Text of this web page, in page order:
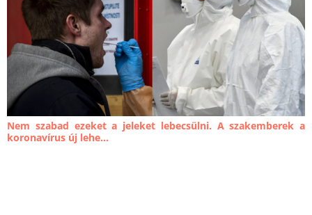
Nem szabad ezeket a jeleket lebecsülni. A szakemberek a
koronavírus új lehe...